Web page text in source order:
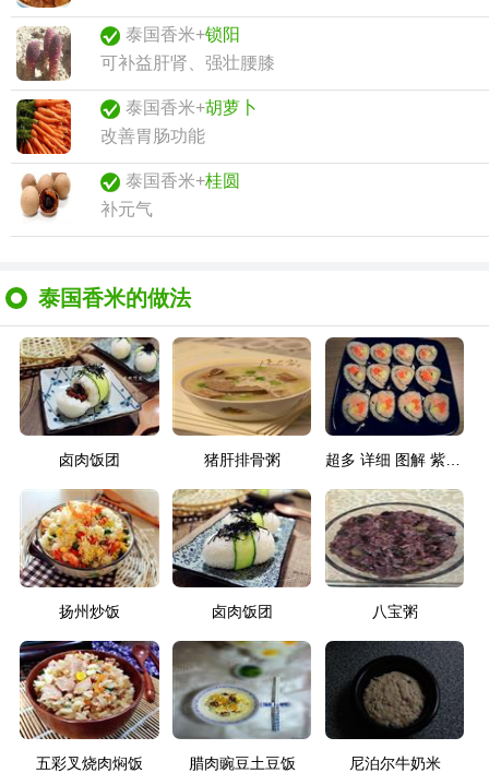
泰国香米+锁阳
可补益肝肾、强壮腰膝
泰国香米+胡萝卜
改善胃肠功能
泰国香米+桂圆
补元气
泰国香米的做法
卤肉饭团 猪肝排骨粥 超多 详细 图解 紫菜包饭
扬州炒饭 卤肉饭团 八宝粥
五彩叉烧肉焖饭 腊肉豌豆土豆饭 尼泊尔牛奶米